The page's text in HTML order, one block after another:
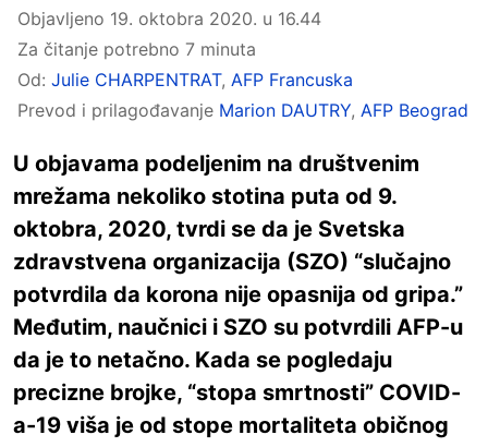
Objavljeno 19. oktobra 2020. u 16.44
Za čitanje potrebno 7 minuta
Od: Julie CHARPENTRAT, AFP Francuska
Prevod i prilagođavanje Marion DAUTRY, AFP Beograd
U objavama podeljenim na društvenim
mrežama nekoliko stotina puta od 9.
oktobra, 2020, tvrdi se da je Svetska
zdravstvena organizacija (SZO) “slučajno
potvrdila da korona nije opasnija od gripa.”
Međutim, naučnici i SZO su potvrdili AFP-u
da je to netačno. Kada se pogledaju
precizne brojke, “stopa smrtnosti” COVID-
a-19 viša je od stope mortaliteta običnog